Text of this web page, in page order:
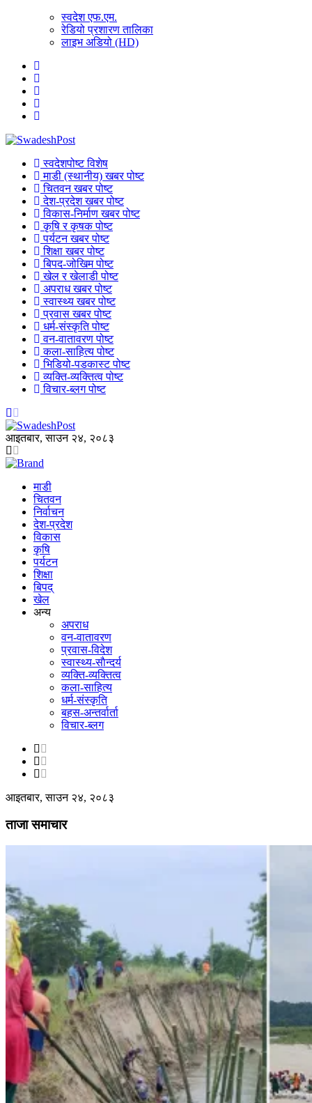
स्वदेश एफ.एम.
रेडियो प्रशारण तालिका
लाइभ अडियो (HD)
स्वदेशपोष्ट विशेष
माडी (स्थानीय) खबर पोष्ट
चितवन खबर पोष्ट
देश-प्रदेश खबर पोष्ट
विकास-निर्माण खबर पोष्ट
कृषि र कृषक पोष्ट
पर्यटन खबर पोष्ट
शिक्षा खबर पोष्ट
बिपद-जोखिम पोष्ट
खेल र खेलाडी पोष्ट
अपराध खबर पोष्ट
स्वास्थ्य खबर पोष्ट
प्रवास खबर पोष्ट
धर्म-संस्कृति पोष्ट
वन-वातावरण पोष्ट
कला-साहित्य पोष्ट
भिडियो-पडकास्ट पोष्ट
व्यक्ति-व्यक्तित्व पोष्ट
विचार-ब्लग पोष्ट
आइतबार, साउन २४, २०८३
माडी
चितवन
निर्वाचन
देश-प्रदेश
विकास
कृषि
पर्यटन
शिक्षा
बिपद्
खेल
अन्य
अपराध
वन-वातावरण
प्रवास-विदेश
स्वास्थ्य-साैन्दर्य
व्यक्ति-व्यक्तित्व
कला-साहित्य
धर्म-संस्कृति
बहस-अन्तर्वार्ता
विचार-ब्लग
आइतबार, साउन २४, २०८३
ताजा समाचार